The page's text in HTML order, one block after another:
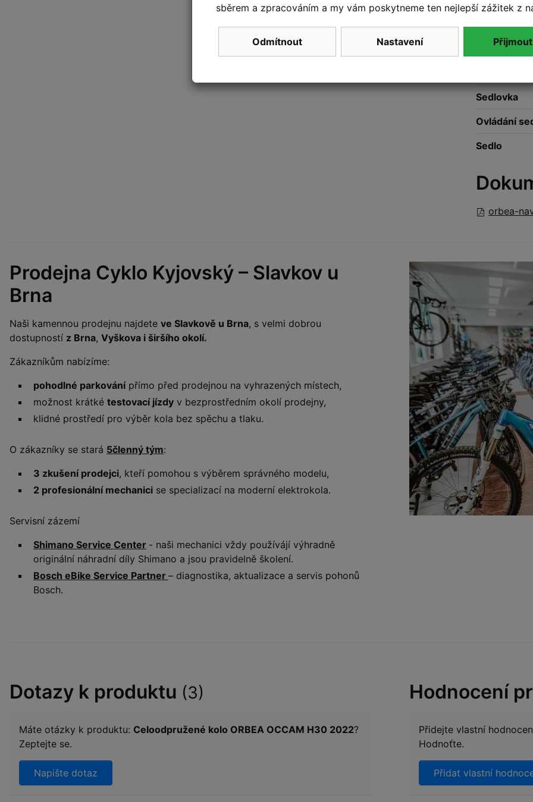
Zapletená
Sedlovka
Ovládání
Sedlo
orbea-
Prodejna Cyklo Kyjovský – Slavkov u
Brna
Naši kamennou prodejnu najdete ve Slavkově u Brna, s velmi dobrou
dostupností z Brna, Vyškova i širšího okolí.
Zákazníkům nabízíme:
pohodlné parkovánípřímo před prodejnou na vyhrazených místech,
možnost krátké testovací jízdy v bezprostředním okolí prodejny,
klidné prostředí pro výběr kola bez spěchu a tlaku.
O zákazníky se stará 5členný tým:
3 zkušení prodejci, kteří pomohou s výběrem správného modelu,
2 profesionální mechanici se specializací na moderní elektrokola.
Servisní zázemí
Shimano Service Center - naši mechanici vždy používájí výhradně
originální náhradní díly Shimano a jsou pravidelně školení.
Bosch eBike Service Partner – diagnostika, aktualizace a servis pohonů
Bosch.
Dotazy k produktu (3)
Máte otázky k produktu: Celoodpružené kolo ORBEA OCCAM H30 2022?
Zeptejte se.
Napište dotaz
Hodnocení
Přidejte vlastní
Hodnoťte.
Přidat vlastní
sběrem a zpracováním a my vám poskytneme ten nejlepší zážitek z
Odmítnout Nastavení